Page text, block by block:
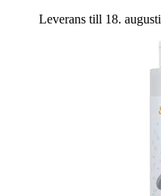
Leverans till 18. augusti